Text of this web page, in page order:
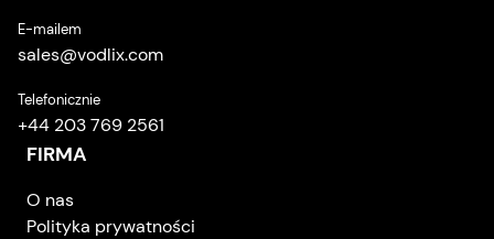
E-mailem
sales@vodlix.com
Telefonicznie
+44 203 769 2561
FIRMA
O nas
Polityka prywatności